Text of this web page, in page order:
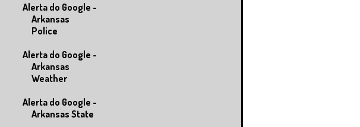
Alerta do Google -
Arkansas
Police
Alerta do Google -
Arkansas
Weather
Alerta do Google -
Arkansas State